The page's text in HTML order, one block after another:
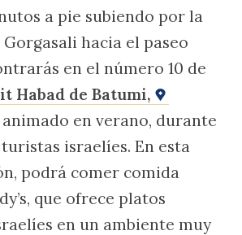
a pie subiendo por la
hacia el paseo
en el número 10 de
Habad de Batumi,
en verano, durante
israelíes. En esta
podrá comer comida
que ofrece platos
en un ambiente muy